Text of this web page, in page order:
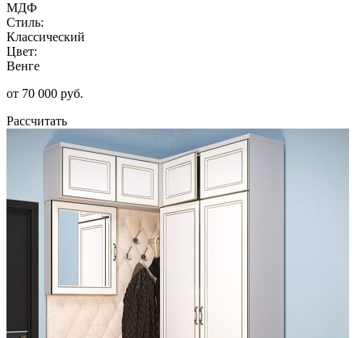
МДФ
Стиль:
Классический
Цвет:
Венге
от 70 000 руб.
Рассчитать